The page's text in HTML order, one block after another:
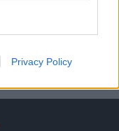
Privacy Policy